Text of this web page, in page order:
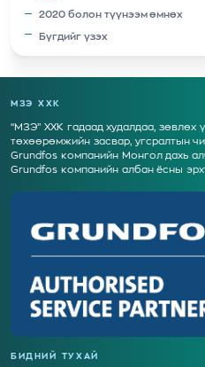
2020 болон түүнээм өмнөх
Бүгдийг үзэх
МЗЭ ХХК
“МЗЭ” ХХК гадаад худалдаа, зөвлөх
төхөөрөмжийн засвар, угсралтын
Grundfos компанийн Монгол дахь
Grundfos компанийн албан ёсны
БИДНИЙ ТУХАЙ